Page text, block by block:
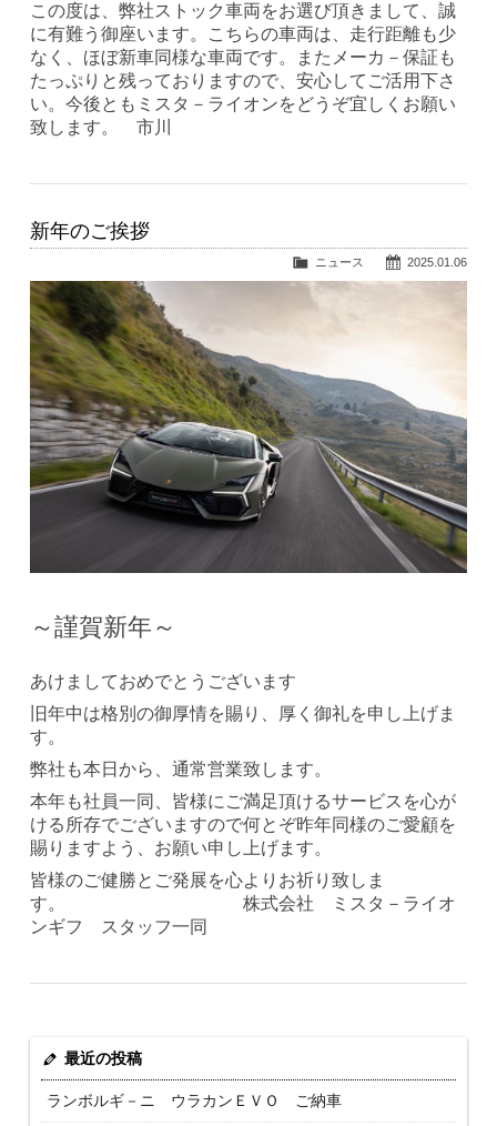
この度は、弊社ストック車両をお選び頂きまして、誠
に有難う御座います。こちらの車両は、走行距離も少
なく、ほぼ新車同様な車両です。またメーカ－保証も
たっぷりと残っておりますので、安心してご活用下さ
い。今後ともミスタ－ライオンをどうぞ宜しくお願い
致します。 市川
新年のご挨拶
2025.01.06
ニュース
～謹賀新年～
あけましておめでとうございます
旧年中は格別の御厚情を賜り、厚く御礼を申し上げま
す。
弊社も本日から、通常営業致します。
本年も社員一同、皆様にご満足頂けるサービスを心が
ける所存でございますので何とぞ昨年同様のご愛顧を
賜りますよう、お願い申し上げます。
皆様のご健勝とご発展を心よりお祈り致しま
す。 株式会社 ミスタ－ライオ
ンギフ スタッフ一同
最近の投稿
ランボルギ－ニ ウラカンＥＶＯ ご納車